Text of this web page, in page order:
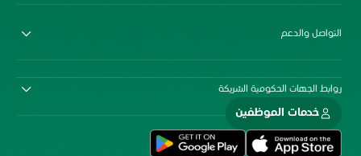
التواصل والدعم
روابط الجهات الحكومية الشريكة
خدمات الموظفين